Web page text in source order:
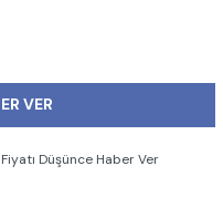
VER
Fiyatı Düşünce Haber Ver